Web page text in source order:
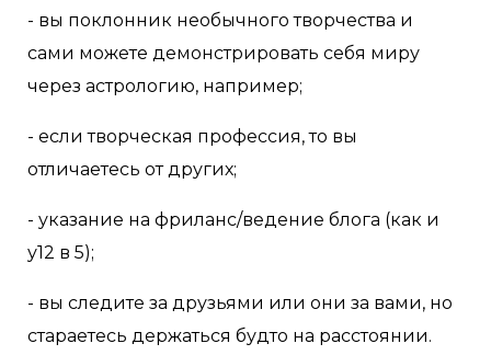
- вы поклонник необычного творчества и
сами можете демонстрировать себя миру
через астрологию, например;
- если творческая профессия, то вы
отличаетесь от других;
- указание на фриланс/ведение блога (как и
у12 в 5);
- вы следите за друзьями или они за вами, но
стараетесь держаться будто на расстоянии.